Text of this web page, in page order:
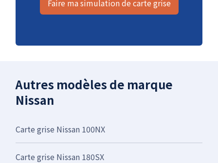
Faire ma simulation de carte grise
Autres modèles de marque
Nissan
Carte grise Nissan 100NX
Carte grise Nissan 180SX